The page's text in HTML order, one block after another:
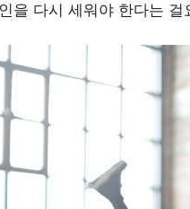
을 다시 세워야 한다는 걸